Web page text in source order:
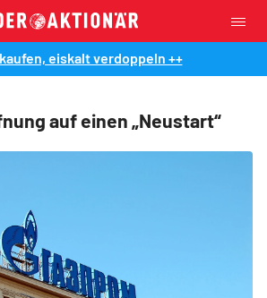
eiskalt verdoppeln ++
auf einen „Neustart“